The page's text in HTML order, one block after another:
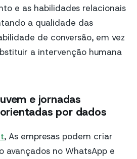
e as habilidades relacionais
a qualidade das
de conversão, em vez
a intervenção humana
e jornadas
por dados
, As empresas podem criar
avançados no WhatsApp e